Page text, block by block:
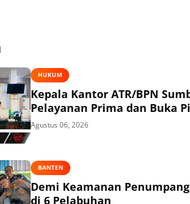
HUKUM
Kepala Kantor ATR/BPN
Pelayanan Prima dan Buka
Agustus 06, 2026
BANTEN
Demi Keamanan
di 6 Pelabuhan